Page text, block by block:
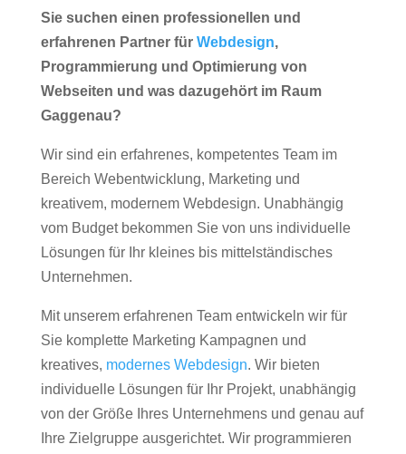
Sie suchen einen professionellen und
erfahrenen Partner für Webdesign,
Programmierung und Optimierung von
Webseiten und was dazugehört im Raum
Gaggenau?
Wir sind ein erfahrenes, kompetentes Team im
Bereich Webentwicklung, Marketing und
kreativem, modernem Webdesign. Unabhängig
vom Budget bekommen Sie von uns individuelle
Lösungen für Ihr kleines bis mittelständisches
Unternehmen.
Mit unserem erfahrenen Team entwickeln wir für
Sie komplette Marketing Kampagnen und
kreatives, modernes Webdesign. Wir bieten
individuelle Lösungen für Ihr Projekt, unabhängig
von der Größe Ihres Unternehmens und genau auf
Ihre Zielgruppe ausgerichtet. Wir programmieren